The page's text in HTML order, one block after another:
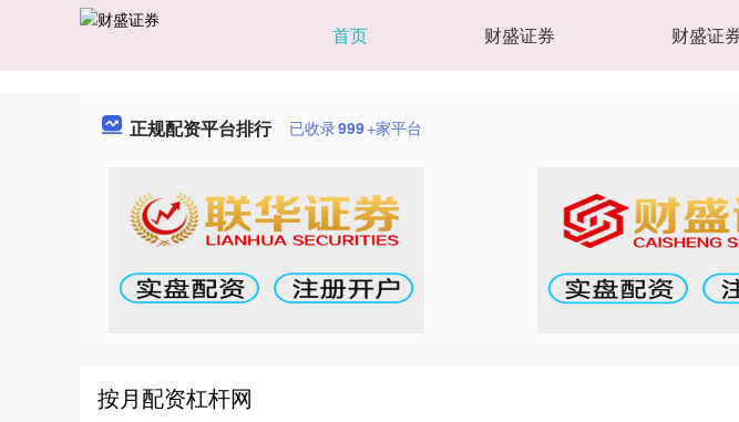
首页 财盛证券 财盛证
正规配资平台排行 已收录999+家平台
按月配资杠杆网